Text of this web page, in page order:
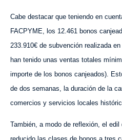
Cabe destacar que teniendo en
FACPYME, los 12.461 bonos
233.910€ de subvención realizada
han tenido unas ventas totales
importe de los bonos canjeados).
de dos semanas, la duración de la
comercios y servicios locales
También, a modo de reflexión, el